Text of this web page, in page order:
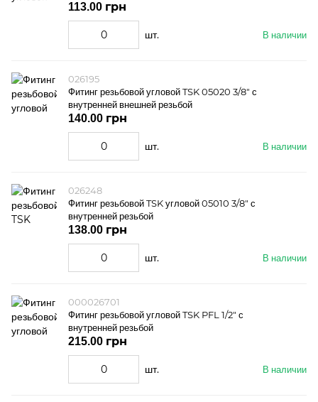
В наличии
113.00 грн
шт.
026195
Фитинг резьбовой угловой TSK 05020 3/8" с
внутренней внешней резьбой
В наличии
140.00 грн
шт.
026248
Фитинг резьбовой TSK угловой 05010 3/8" с
внутренней резьбой
В наличии
138.00 грн
шт.
000026701
Фитинг резьбовой угловой TSK PFL 1/2" с
внутренней резьбой
В наличии
215.00 грн
шт.